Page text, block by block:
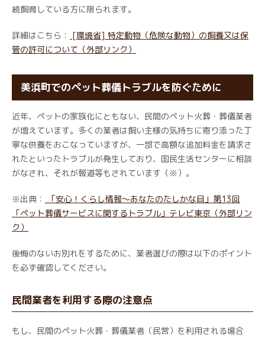
続飼育している方に限られます。
詳細はこちら：
[環境省] 特定動物（危険な動物）の飼養又は保
管の許可について（外部リンク）
美浜町でのペット葬儀トラブルを防ぐために
近年、ペットの家族化にともない、民間のペット火葬・葬儀業者
が増えています。多くの業者は飼い主様の気持ちに寄り添った丁
寧な供養をおこなっていますが、一部で高額な追加料金を請求さ
れたといったトラブルが発生しており、国民生活センターに相談
がなされ、それが報道等もされています（※）。
※出典：
「安心！くらし情報～あなたのたしかな目」第13回
「ペット葬儀サービスに関するトラブル」テレビ東京（外部リン
ク）
後悔のないお別れをするために、業者選びの際は以下のポイント
を必ず確認してください。
民間業者を利用する際の注意点
もし、民間のペット火葬・葬儀業者（民営）を利用される場合